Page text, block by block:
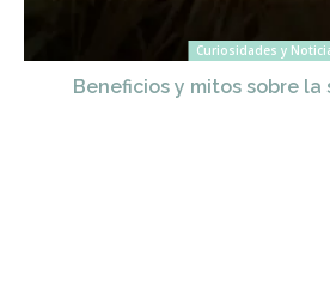
Curiosidades y
Beneficios y mitos sobre la